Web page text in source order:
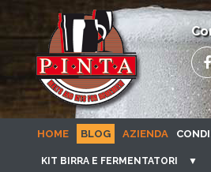
HOME BLOG AZIENDA
KIT BIRRA E FERMENTATORI ▼